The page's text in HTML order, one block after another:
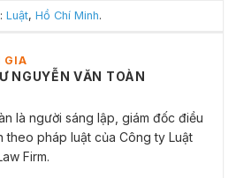
Luật,Hồ Chí Minh.
GIA
NGUYỄN VĂN TOÀN
là người sáng lập, giám đốc điều
theo pháp luật của Công ty Luật
Firm.